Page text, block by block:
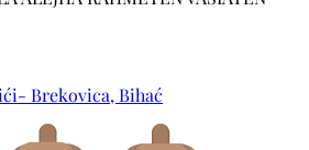
Brekovica, Bihać